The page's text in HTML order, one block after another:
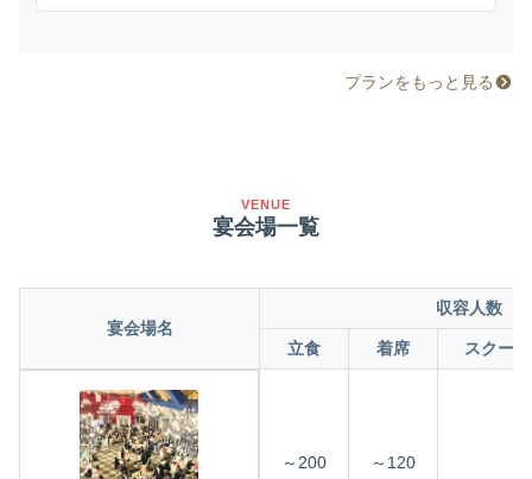
プランをもっと見る
VENUE
宴会場一覧
宴会場名
収容人数
立食 着席 スクール
～200 ～120